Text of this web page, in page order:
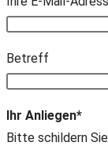
Bitte lasse dieses
Betreff
Ihr Anliegen*
Bitte schildern